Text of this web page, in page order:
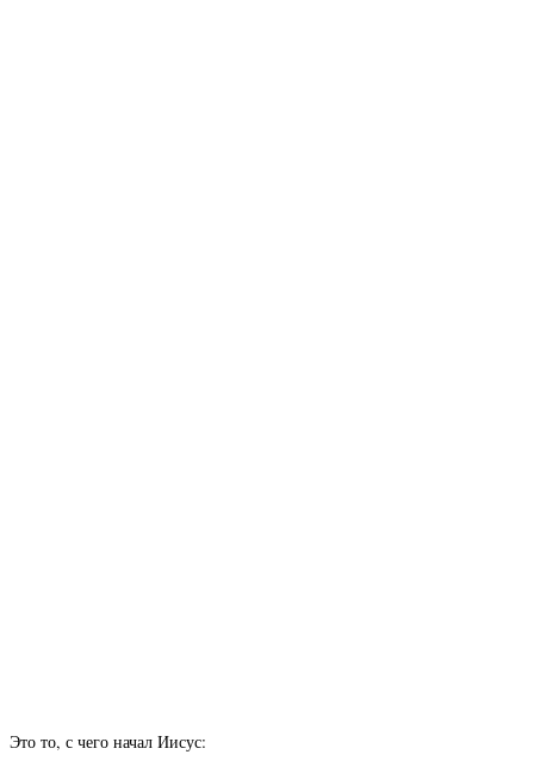
Это то, с чего начал Иисус: